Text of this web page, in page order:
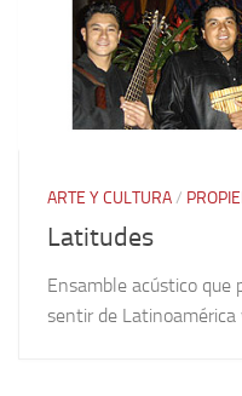
ARTE Y CULTURA/
Latitudes
Ensamble acústico que
sentir de